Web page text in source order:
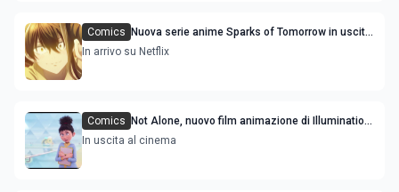
Comics Nuova serie anime Sparks of Tomorrow in uscita
streaming: le anticipazioni
In arrivo su Netflix
Comics Not Alone, nuovo film animazione di Illumination
con Timothée Chalamet e Selena Gomez
In uscita al cinema